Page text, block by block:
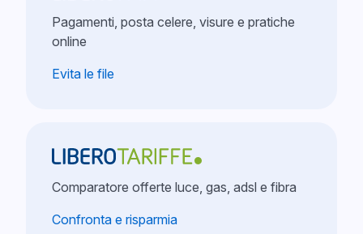
Pagamenti, posta celere, visure e pratiche
online
Evita le file
Comparatore offerte luce, gas, adsl e fibra
Confronta e risparmia